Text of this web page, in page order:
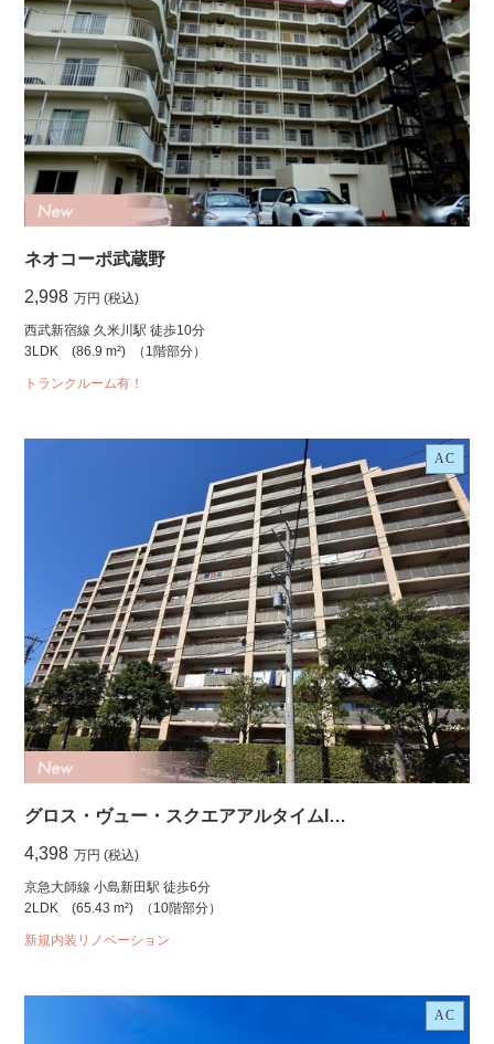
ネオコーポ武蔵野
2,998 万円 (税込)
西武新宿線 久米川駅 徒歩10分
3LDK
(86.9 m²) （1階部分）
トランクルーム有！
AC
グロス・ヴュー・スクエアアルタイムI…
4,398 万円 (税込)
京急大師線 小島新田駅 徒歩6分
2LDK
(65.43 m²) （10階部分）
新規内装リノベーション
AC